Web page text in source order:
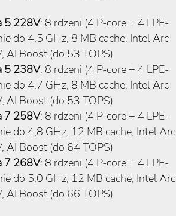
5 228V: 8 rdzeni (4 P-core + 4 LPE-
do 4,5 GHz, 8 MB cache, Intel Arc
AI Boost (do 53 TOPS)
5 238V: 8 rdzeni (4 P-core + 4 LPE-
do 4,7 GHz, 8 MB cache, Intel Arc
AI Boost (do 53 TOPS)
7 258V: 8 rdzeni (4 P-core + 4 LPE-
do 4,8 GHz, 12 MB cache, Intel Arc
AI Boost (do 64 TOPS)
7 268V: 8 rdzeni (4 P-core + 4 LPE-
do 5,0 GHz, 12 MB cache, Intel Arc
AI Boost (do 66 TOPS)